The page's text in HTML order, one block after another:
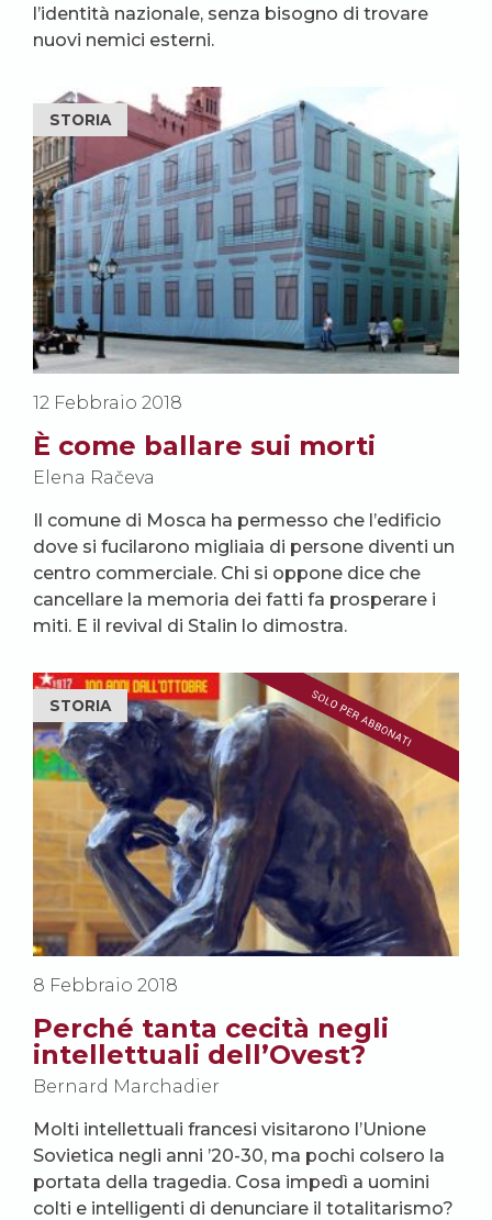
l’identità nazionale, senza bisogno di trovare
nuovi nemici esterni.
STORIA
12 Febbraio 2018
È come ballare sui morti
Elena Račeva
Il comune di Mosca ha permesso che l’edificio
dove si fucilarono migliaia di persone diventi un
centro commerciale. Chi si oppone dice che
cancellare la memoria dei fatti fa prosperare i
miti. E il revival di Stalin lo dimostra.
STORIA
8 Febbraio 2018
Perché tanta cecità negli
intellettuali dell’Ovest?
Bernard Marchadier
Molti intellettuali francesi visitarono l’Unione
Sovietica negli anni ’20-30, ma pochi colsero la
portata della tragedia. Cosa impedì a uomini
colti e intelligenti di denunciare il totalitarismo?